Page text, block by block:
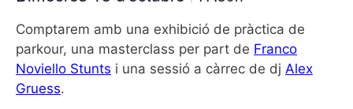
Comptarem amb una exhibició de pràctica de
parkour, una masterclass per part de Franco
Noviello Stunts i una sessió a càrrec de dj Alex
Gruess.